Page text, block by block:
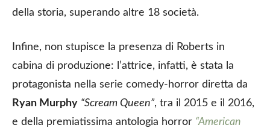
della storia, superando altre 18 società.
Infine, non stupisce la presenza di Roberts in
cabina di produzione: l’attrice, infatti, è stata la
protagonista nella serie comedy-horror diretta da
Ryan Murphy “Scream Queen”, tra il 2015 e il 2016,
e della premiatissima antologia horror “American